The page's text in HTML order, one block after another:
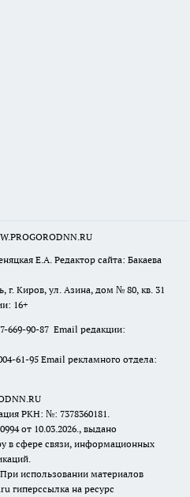
Е.А. Редактор сайта: Бакаева
г. Киров, ул. Азина, дом № 80, кв. 31
16+
669-90-87 Email редакции:
61-95 Email рекламного отдела:
РКН: №: 7378360181.
от 10.03.2026., выдано
в сфере связи, информационных
При использовании материалов
гиперссылка на ресурс